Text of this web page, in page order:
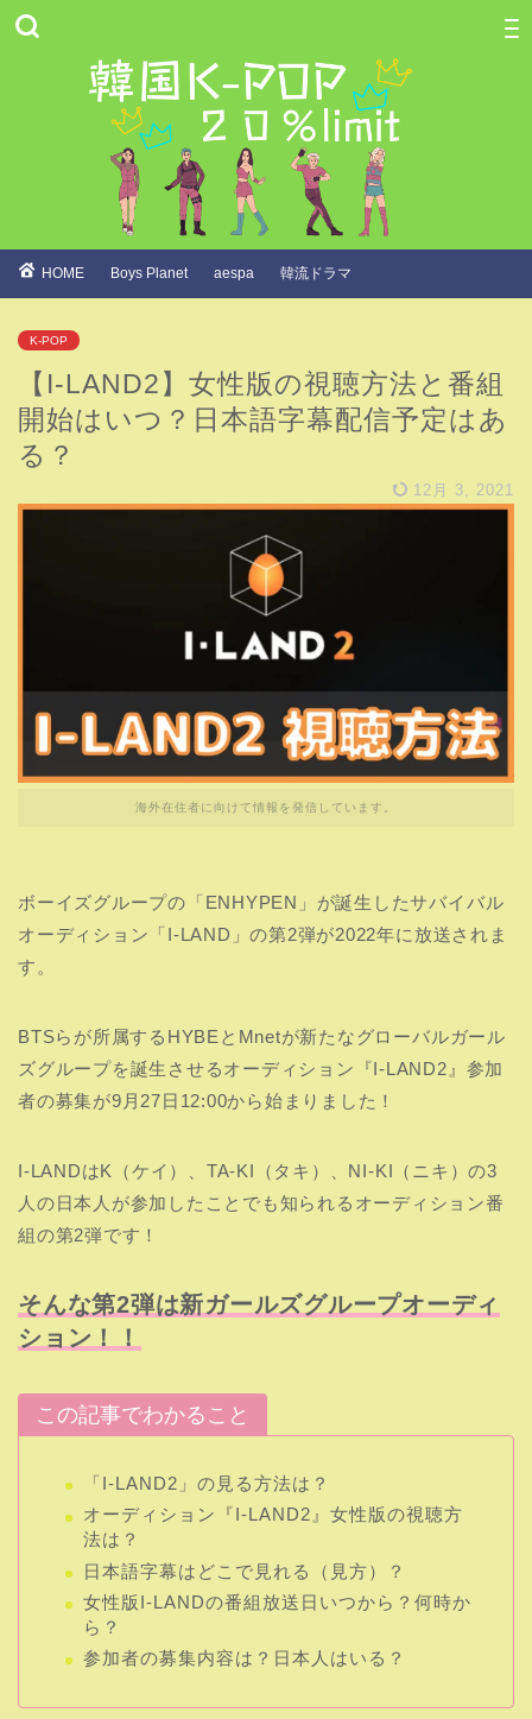
HOME Boys Planet aespa 韓流ドラマ
K-POP
【I-LAND2】女性版の視聴方法と番組
開始はいつ？日本語字幕配信予定はあ
る？
12月 3, 2021
海外在住者に向けて情報を発信しています。
ボーイズグループの「ENHYPEN」が誕生したサバイバル
オーディション「I-LAND」の第2弾が2022年に放送されま
す。
BTSらが所属するHYBEとMnetが新たなグローバルガール
ズグループを誕生させるオーディション『I-LAND2』参加
者の募集が9月27日12:00から始まりました！
I-LANDはK（ケイ）、TA-KI（タキ）、NI-KI（ニキ）の3
人の日本人が参加したことでも知られるオーディション番
組の第2弾です！
そんな第2弾は新ガールズグループオーディ
ション！！
この記事でわかること
「I-LAND2」の見る方法は？
オーディション『I-LAND2』女性版の視聴方
法は？
日本語字幕はどこで見れる（見方）？
女性版I-LANDの番組放送日いつから？何時か
ら？
参加者の募集内容は？日本人はいる？